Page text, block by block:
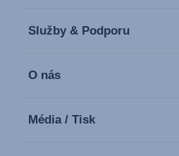
Služby & Podporu
O nás
Média / Tisk